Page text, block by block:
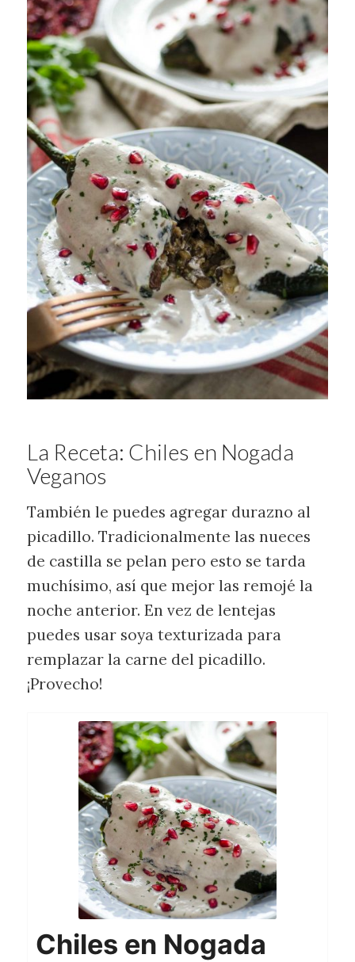
La Receta: Chiles en Nogada
Veganos
También le puedes agregar durazno al
picadillo. Tradicionalmente las nueces
de castilla se pelan pero esto se tarda
muchísimo, así que mejor las remojé la
noche anterior. En vez de lentejas
puedes usar soya texturizada para
remplazar la carne del picadillo.
¡Provecho!
Chiles en Nogada